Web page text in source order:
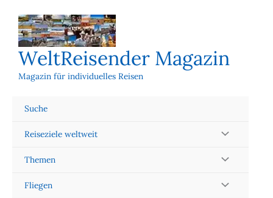
Inhalt
springen
WeltReisender Magazin
Magazin für individuelles Reisen
Suche
Reiseziele weltweit
Themen
Fliegen